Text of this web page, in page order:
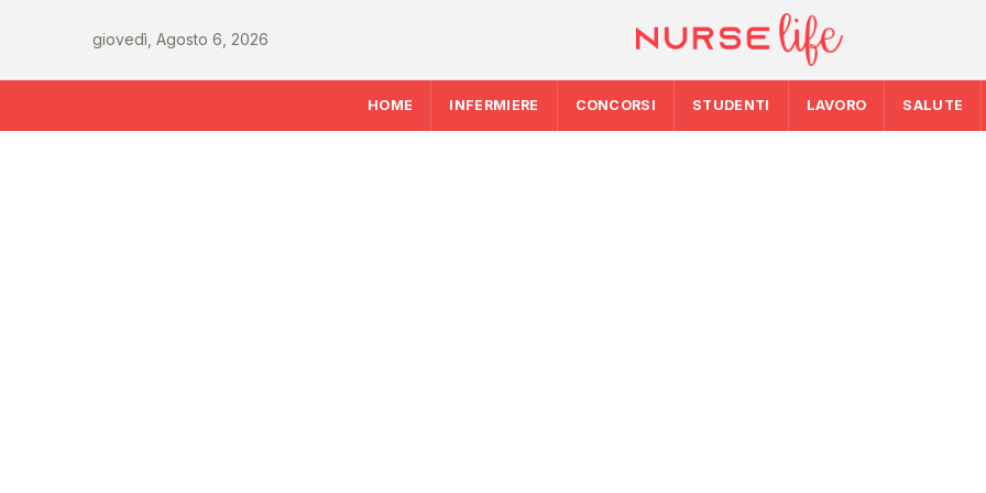
giovedì, Agosto 6, 2026
HOME INFERMIERE CONCORSI STUDENTI LAVORO SALUTE